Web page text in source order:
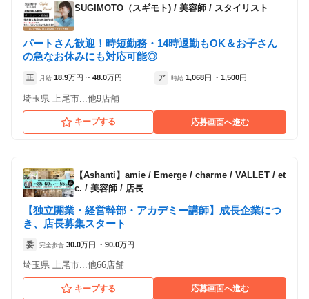
SUGIMOTO（スギモト) / 美容師 / スタイリスト
パートさん歓迎！時短勤務・14時退勤もOK＆お子さん
の急なお休みにも対応可能◎
正 月給 18.9万円 ~ 48.0万円 ア 時給 1,068円 ~ 1,500円
埼玉県 上尾市...他9店舗
キープする 応募画面へ進む
【Ashanti】amie / Emerge / charme / VALLET / et
c. / 美容師 / 店長
【独立開業・経営幹部・アカデミー講師】成長企業につ
き、店長募集スタート
委 完全歩合 30.0万円 ~ 90.0万円
埼玉県 上尾市...他66店舗
キープする 応募画面へ進む